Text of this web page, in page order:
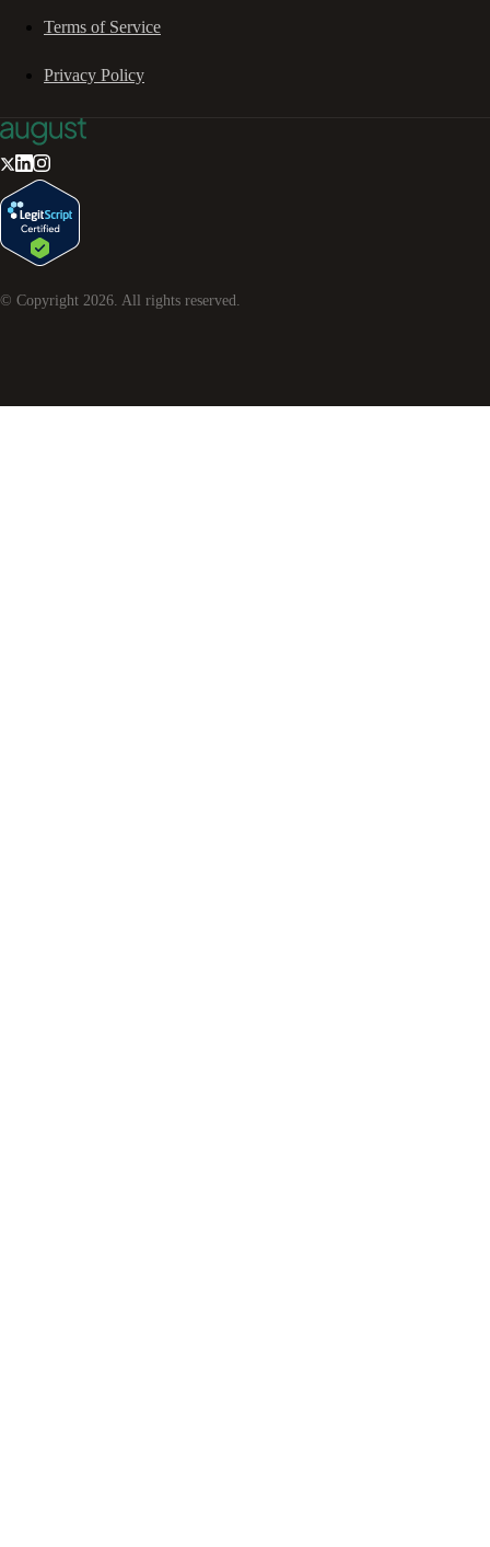
Terms of Service
Privacy Policy
© Copyright 2026 . All rights reserved.